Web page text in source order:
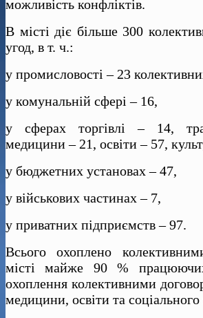
можливість конфліктів.
В місті діє більше 300
угод, в т. ч.:
у промисловості – 23
у комунальній сфері – 16,
у сферах торгівлі – 14,
медицини – 21, освіти – 57,
у бюджетних установах – 47,
у військових частинах – 7,
у приватних підприємств – 97.
Всього охоплено
місті майже 90 %
охоплення колективними
медицини, освіти та соціального